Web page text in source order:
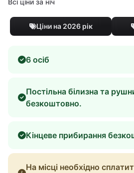
Ціни на 2026 рік
6 осіб
Постільна білизна та
безкоштовно.
Кінцеве прибирання
На місці необхідно